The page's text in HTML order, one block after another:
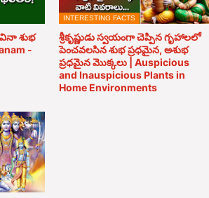
శుభ
-
INTERESTING FACTS
శ్రీకృష్ణుడు స్వయంగా చెప్పిన గృహాలలో
పెంచవలసిన శుభ ప్రధమైన, అశుభ
ప్రధమైన మొక్కలు | Auspicious
and Inauspicious Plants in
Home Environments